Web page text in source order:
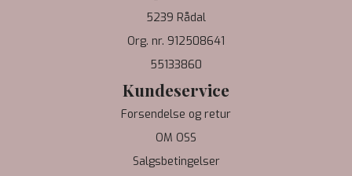
5239 Rådal
Org. nr. 912508641
55133860
Kundeservice
Forsendelse og retur
OM OSS
Salgsbetingelser